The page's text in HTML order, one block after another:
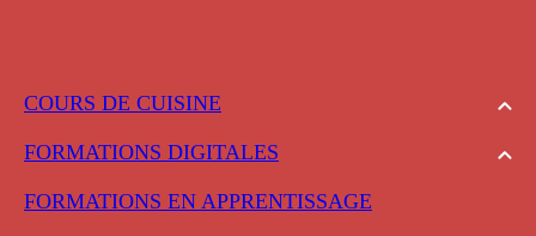
COURS DE CUISINE
FORMATIONS DIGITALES
FORMATIONS EN APPRENTISSAGE